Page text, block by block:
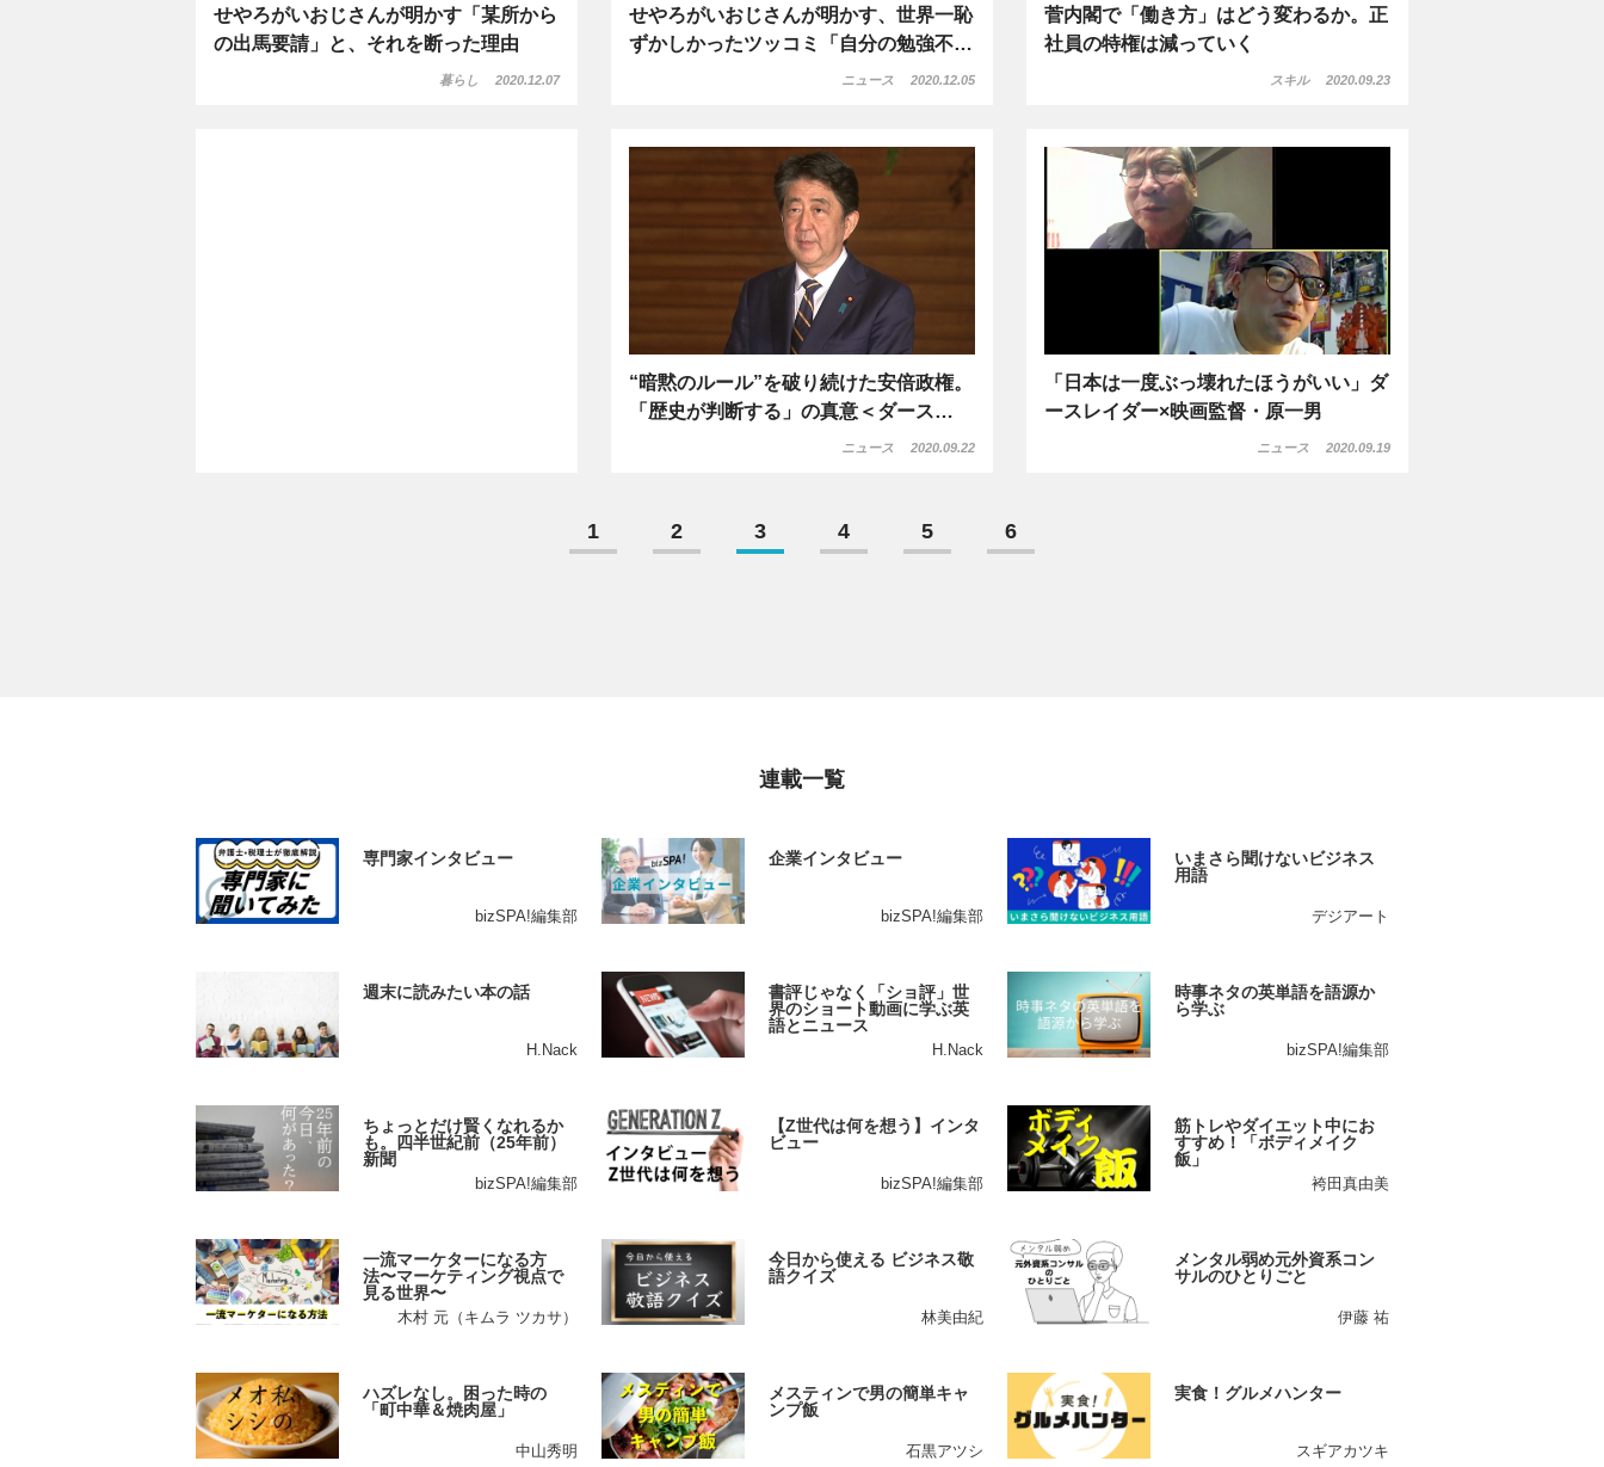
せやろがいおじさんが明かす「某所から
の出馬要請」と、それを断った理由
暮らし 2020.12.07
せやろがいおじさんが明かす、世界一恥
ずかしかったツッコミ「自分の勉強不…
ニュース 2020.12.05
菅内閣で「働き方」はどう変わるか。正
社員の特権は減っていく
スキル 2020.09.23
“暗黙のルール”を破り続けた安倍政権。
「歴史が判断する」の真意＜ダース…
ニュース 2020.09.22
「日本は一度ぶっ壊れたほうがいい」ダ
ースレイダー×映画監督・原一男
ニュース 2020.09.19
1 2 3 4 5 6
連載一覧
専門家インタビュー
bizSPA!編集部
企業インタビュー
bizSPA!編集部
いまさら聞けないビジネス
用語
デジアート
週末に読みたい本の話
H.Nack
書評じゃなく「ショ評」世
界のショート動画に学ぶ英
語とニュース
H.Nack
時事ネタの英単語を語源か
ら学ぶ
bizSPA!編集部
ちょっとだけ賢くなれるか
も。四半世紀前（25年前）
新聞
bizSPA!編集部
【Z世代は何を想う】インタ
ビュー
bizSPA!編集部
筋トレやダイエット中にお
すすめ！「ボディメイク
飯」
袴田真由美
一流マーケターになる方
法〜マーケティング視点で
見る世界〜
木村 元（キムラ ツカサ）
今日から使える ビジネス敬
語クイズ
林美由紀
メンタル弱め元外資系コン
サルのひとりごと
伊藤 祐
ハズレなし。困った時の
「町中華＆焼肉屋」
中山秀明
メスティンで男の簡単キャ
ンプ飯
石黒アツシ
実食！グルメハンター
スギアカツキ